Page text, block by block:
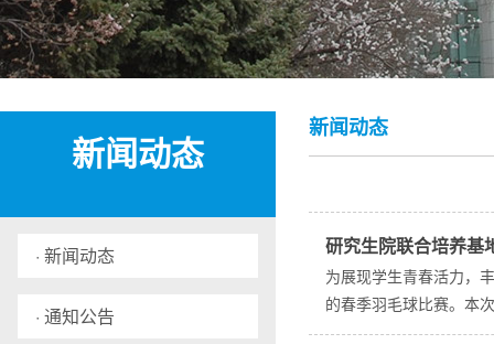
新闻动态
· 新闻动态
· 通知公告
新闻动态
研究生院联合培养基
为展现学生青春活力，
的春季羽毛球比赛。本